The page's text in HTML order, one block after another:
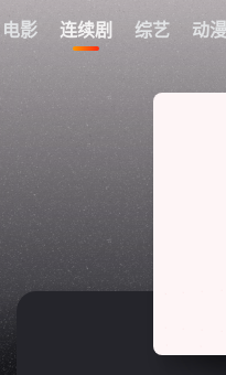
电影 连续剧 综艺 动漫